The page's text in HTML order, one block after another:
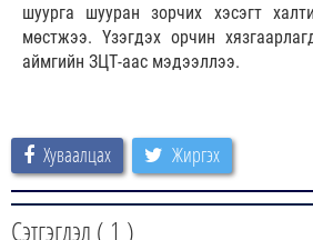
шуурга шууран зорчих хэсэгт
мөстжээ. Үзэгдэх орчин
аймгийн ЗЦТ-аас мэдээллээ.
Хуваалцах Жиргэх
Сэтгэгдэл ( 1 )